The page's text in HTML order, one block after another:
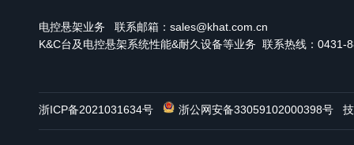
电控悬架业务
联系邮箱：sales@khat.com.cn
K&C台及电控悬架系统性能&耐久设备等业务 联系热线：0431-
浙ICP备2021031634号 浙公网安备33059102000398号